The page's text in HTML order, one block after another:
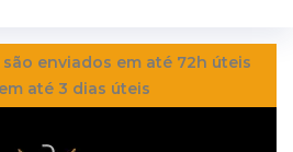
enviados em até 72h úteis
até 3 dias úteis